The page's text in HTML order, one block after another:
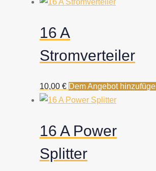
16 A
Stromverteiler
10,00 € Dem Angebot
16 A Power
Splitter